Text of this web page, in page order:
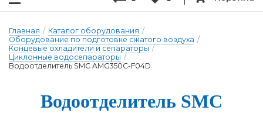
Главная / Каталог оборудования /
Оборудование по подготовке сжатого воздуха /
Концевые охладители и сепараторы /
Циклонные водосепараторы /
Водоотделитель SMC AMG350C-F04D
Водоот­де­ли­тель SMC